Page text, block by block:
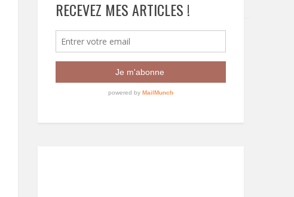
RECEVEZ MES ARTICLES !